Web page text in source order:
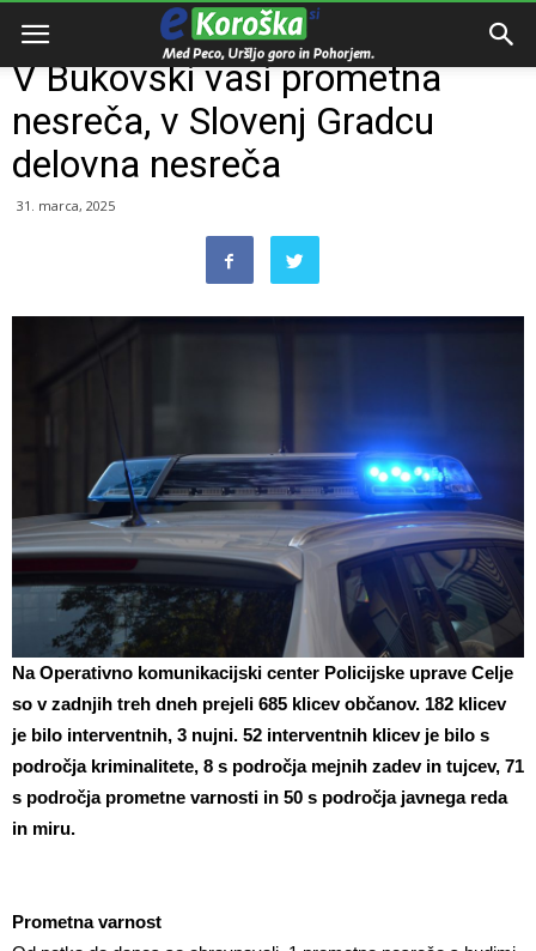
Domov
V Bukovski vasi prometna
nesreča, v Slovenj Gradcu
delovna nesreča
31. marca, 2025
Na Operativno komunikacijski center Policijske uprave Celje
so v zadnjih treh dneh prejeli 685 klicev občanov. 182 klicev
je bilo interventnih, 3 nujni. 52 interventnih klicev je bilo s
področja kriminalitete, 8 s področja mejnih zadev in tujcev, 71
s področja prometne varnosti in 50 s področja javnega reda
in miru.
Prometna varnost